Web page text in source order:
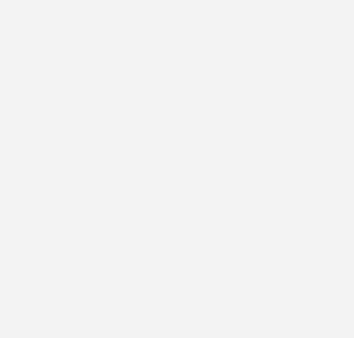
Vous désirez le bulletin
donner le maximum
«